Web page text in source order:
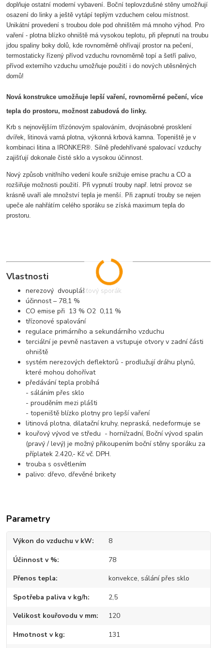
doplňuje ostatní moderní vybavení. Boční teplovzdušné stěny umožňují
osazení do linky a ještě vytápí teplým vzduchem celou místnost.
Unikátní provedení s troubou dole pod ohništěm má mnoho výhod. Pro
vaření - plotna blízko ohniště má vysokou teplotu, při přepnutí na troubu
jdou spaliny boky dolů, kde rovnoměrně ohřívají prostor na pečení,
termostaticky řízený přívod vzduchu rovnoměrně topí a šetří palivo,
přívod externího vzduchu umožňuje použití i do nových utěsněných
domů!
Nová konstrukce umožňuje lepší vaření, rovnoměrné pečení, více
tepla do prostoru, možnost zabudová do linky.
Krb s nejnovějším třízónovým spalováním, dvojnásobné prosklení
dvířek, litinová varná plotna, výkonná krbová kamna. Topeniště je v
kombinaci litina a IRONKER®. Silně předehřívané spalovací vzduchy
zajišťují dokonale čisté sklo a vysokou účinnost.
Nový způsob vnitřního vedení kouře snižuje emise prachu a CO a
rozšiřuje možnosti použití. Při vypnutí trouby např. letní provoz se
krásně uvaří ale množství tepla je menší. Při zapnutí trouby se nejen
upeče ale nahřátím celého sporáku se získá maximum tepla do
prostoru.
Vlastnosti
nerezový dvouplášťový sporák
účinnost – 78,1 %
CO emise při 13 % O2 0,11 %
třízonové spalování
regulace primárního a sekundárního vzduchu
terciální je pevně nastaven a vstupuje otvory v zadní části
ohniště
systém nerezových deflektorů - prodlužují dráhu plynů,
které mohou dohořívat
předávání tepla probíhá
- sáláním přes sklo
- prouděním mezi plášti
- topeniště blízko plotny pro lepší vaření
litinová plotna, dilatační kruhy, nepraská, nedeformuje se
kouřový vývod ve středu - horní/zadní, Boční vývod spalin
(pravý / levý) je možný přikoupením boční stěny sporáku za
příplatek 2.420,- Kč vč. DPH.
trouba s osvětlením
palivo: dřevo, dřevěné brikety
Parametry
Výkon do vzduchu v kW 8
Účinnost v % 78
Přenos tepla konvekce, sálání přes sklo
Spotřeba paliva v kg/h 2,5
Velikost kouřovodu v mm 120
Hmotnost v kg 131